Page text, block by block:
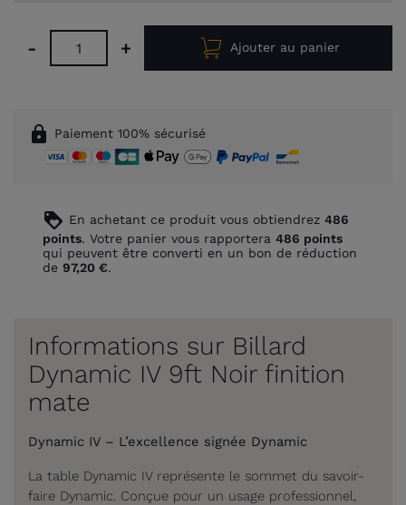
- + Ajouter au panier
lock Paiement 100% sécurisé
loyalty En achetant ce produit vous obtiendrez 486
points. Votre panier vous rapportera 486 points
qui peuvent être converti en un bon de réduction
de 97,20 €.
Informations sur Billard
Dynamic IV 9ft Noir finition
mate
Dynamic IV – L’excellence signée Dynamic
La table Dynamic IV représente le sommet du savoir-
faire Dynamic. Conçue pour un usage professionnel,